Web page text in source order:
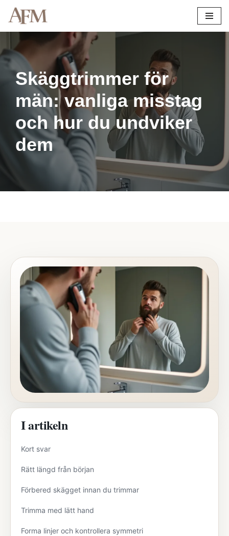
innehåll
Skäggtrimmer för
män: vanliga misstag
och hur du undviker
dem
I artikeln
Kort svar
Rätt längd från början
Förbered skägget innan du trimmar
Trimma med lätt hand
Forma linjer och kontrollera symmetri